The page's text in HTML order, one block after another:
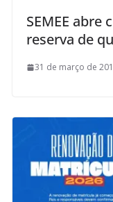
SEMEE abre
reserva de
31 de março de